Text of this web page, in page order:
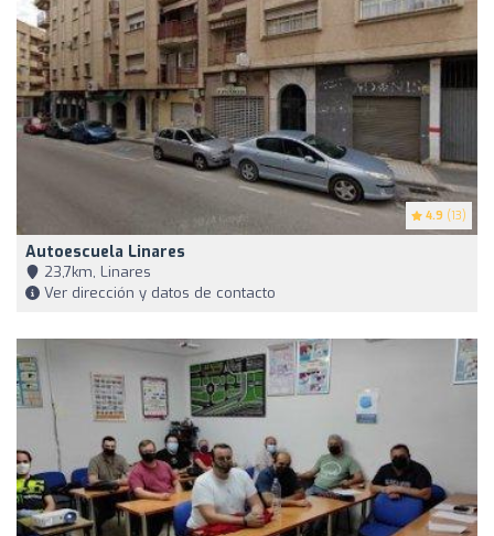
4.9 (13)
Autoescuela Linares
23,7km, Linares
Ver dirección y datos de contacto